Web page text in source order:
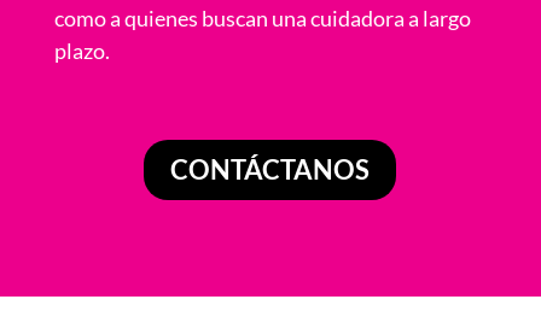
como a quienes buscan una cuidadora a largo
plazo.
CONTÁCTANOS